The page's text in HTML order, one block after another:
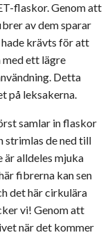
flaskor. Genom att
av dem sparar
hade krävts för att
ett lägre
Detta
på leksakerna.
samlar in flaskor
strimlas de ned till
är alldeles mjuka
fibrerna kan sen
det här cirkulära
vi! Genom att
när det kommer